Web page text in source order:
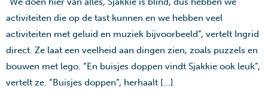
activiteiten die op de tast kunnen en we hebben veel
activiteiten met geluid en muziek bijvoorbeeld”, vertelt Ingrid
direct. Ze laat een veelheid aan dingen zien, zoals puzzels en
bouwen met lego. “En buisjes doppen vindt Sjakkie ook leuk”,
vertelt ze. “Buisjes doppen”, herhaalt […]